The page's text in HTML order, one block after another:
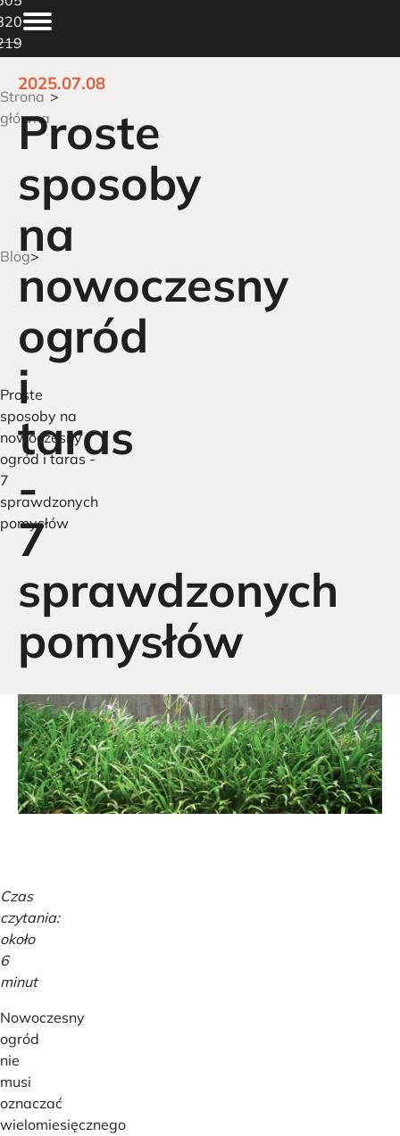
Strona
główna
Blog
Proste
sposoby na
nowoczesny
ogród i taras -
7
sprawdzonych
pomysłów
Proste
sposoby
na
nowoczesny
ogród
i
taras
-
7
sprawdzonych
pomysłów
2025.07.08
Czas
czytania:
około
6
minut
Nowoczesny
ogród
nie
musi
oznaczać
wielomiesięcznego